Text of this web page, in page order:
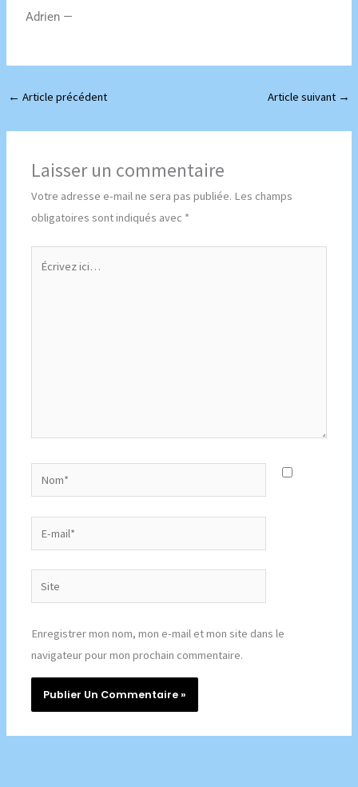
Adrien —
← Article précédent Article suivant →
Laisser un commentaire
Votre adresse e-mail ne sera pas publiée. Les champs
obligatoires sont indiqués avec *
mail*
Site
Enregistrer mon nom, mon e-mail et mon site dans le
navigateur pour mon prochain commentaire.